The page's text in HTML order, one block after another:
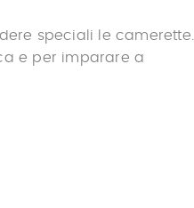
speciali le camerette.
e per imparare a